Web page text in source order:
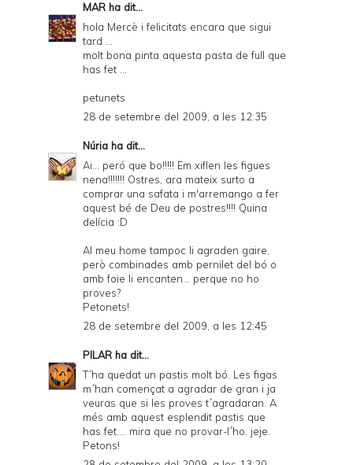
MAR ha dit...
hola Mercè i felicitats encara que sigui
tard ...
molt bona pinta aquesta pasta de full que
has fet ...
petunets
28 de setembre del 2009, a les 12:35
Núria ha dit...
Ai... peró que bo!!!!! Em xiflen les figues
nena!!!!!!! Ostres, ara mateix surto a
comprar una safata i m'arremango a fer
aquest bé de Deu de postres!!!! Quina
delícia :D
Al meu home tampoc li agraden gaire,
però combinades amb pernilet del bó o
amb foie li encanten... perque no ho
proves?
Petonets!
28 de setembre del 2009, a les 12:45
PILAR ha dit...
T´ha quedat un pastis molt bó. Les figas
m´han començat a agradar de gran i ja
veuras que si les proves t´agradaran. A
més amb aquest esplendit pastis que
has fet.... mira que no provar-l´ho. jeje.
Petons!